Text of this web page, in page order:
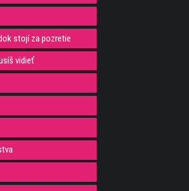
stojí za pozretie
vidieť